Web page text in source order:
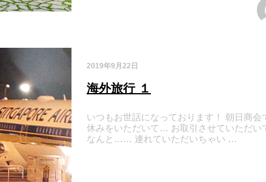
2019年9月22日
海外旅行 １
いつもお世話になっております！ 朝日商会
休みをいただいて… お取引させていただい
なんと…… 連れていただいちゃい …